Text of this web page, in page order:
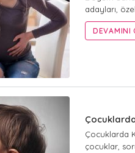
adayları,
DEVAMINI
Çocuklarda
çocuklar,